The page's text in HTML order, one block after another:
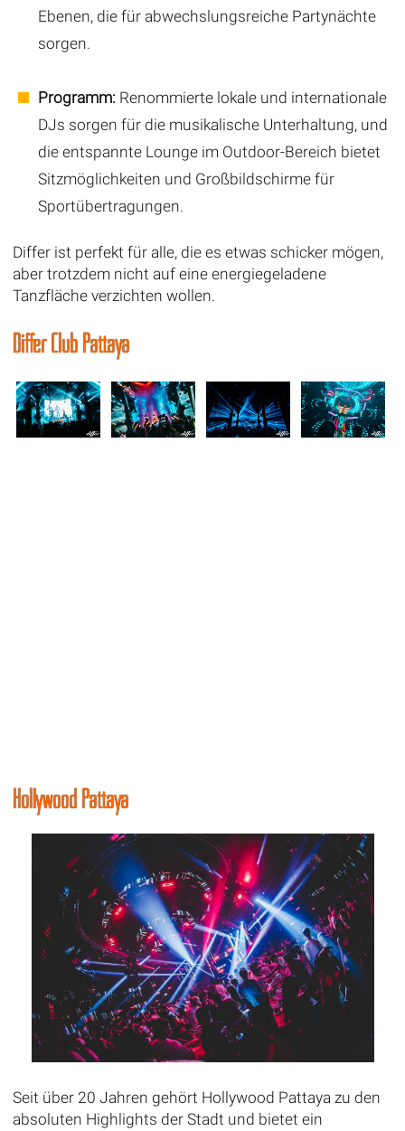
Ebenen, die für abwechslungsreiche Partynächte
sorgen.
Programm:Renommierte lokale und internationale
DJs sorgen für die musikalische Unterhaltung, und
die entspannte Lounge im Outdoor-Bereich bietet
Sitzmöglichkeiten und Großbildschirme für
Sportübertragungen.
Differ ist perfekt für alle, die es etwas schicker mögen,
aber trotzdem nicht auf eine energiegeladene
Tanzfläche verzichten wollen.
Differ Club Pattaya
Hollywood Pattaya
Seit über 20 Jahren gehört Hollywood Pattaya zu den
absoluten Highlights der Stadt und bietet ein